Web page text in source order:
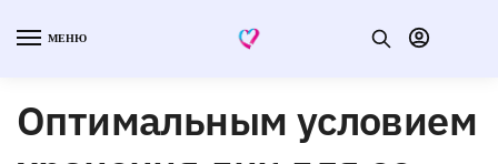
МЕНЮ
Оптимальным условием